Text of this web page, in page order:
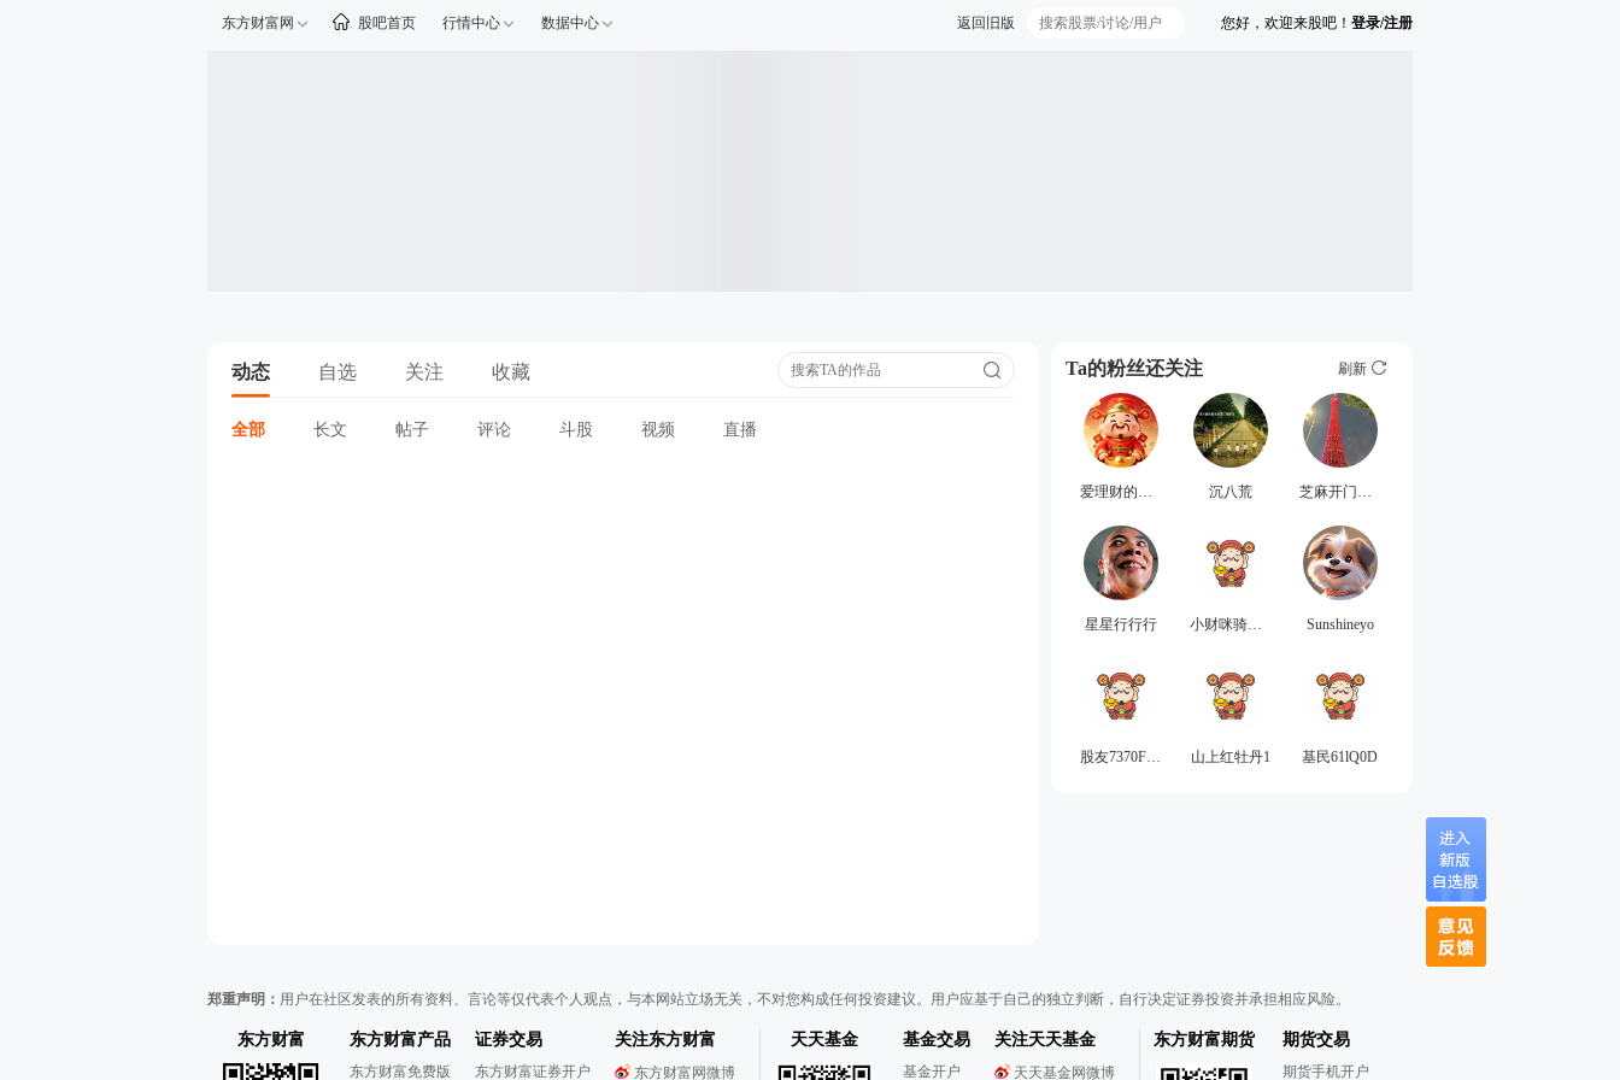
东方财富网 股吧首页 行情中心 数据中心 您好，欢迎来股吧！ 登录/注册
返回旧版
动态 自选 关注 收藏
全部 长文 帖子 评论 斗股 视频 直播
Ta的粉丝还关注 刷新
爱理财的七七 沉八荒 芝麻开门黄金万两
星星行行行 小财咪骑蜗牛 Sunshineyo
股友7370F1181k 山上红牡丹1 基民61lQ0D
郑重声明： 用户在社区发表的所有资料、言论等仅代表个人观点，与本网站立场无关，不对您构成任何投资建议。用户应基于自己的独立判断，自行决定证券投资并承担相应风险。
东方财富 东方财富产品
东方财富免费版
证券交易
东方财富证券开户
关注东方财富
东方财富网微博
天天基金 基金交易
基金开户
关注天天基金
天天基金网微博
东方财富期货 期货交易
期货手机开户